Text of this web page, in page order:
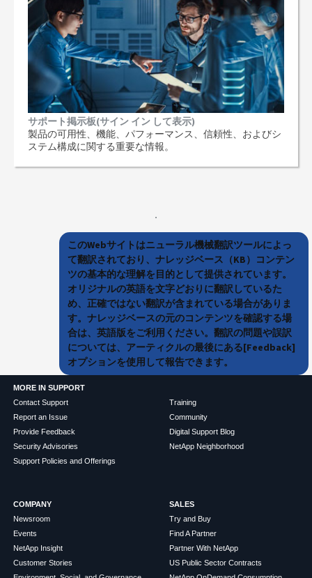
サポート掲示板(サイン イン して表示)
製品の可用性、機能、パフォーマンス、信頼性、およびシ
ステム構成に関する重要な情報。
このWebサイトはニューラル機械翻訳ツールによっ
て翻訳されており、ナレッジベース（KB）コンテン
ツの基本的な理解を目的として提供されています。
オリジナルの英語を文字どおりに翻訳しているた
め、正確ではない翻訳が含まれている場合がありま
す。ナレッジベースの元のコンテンツを確認する場
合は、英語版をご利用ください。翻訳の問題や誤訳
については、アーティクルの最後にある[Feedback]
オプションを使用して報告できます。
MORE IN SUPPORT
Contact Support
Report an Issue
Provide Feedback
Security Advisories
Support Policies and Offerings
Training
Community
Digital Support Blog
NetApp Neighborhood
COMPANY
Newsroom
Events
NetApp Insight
Customer Stories
SALES
Try and Buy
Find A Partner
Partner With NetApp
US Public Sector Contracts